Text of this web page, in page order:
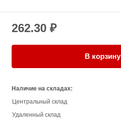
262.30 ₽
В корзину
Наличие на складах:
Центральный склад
Удаленный склад